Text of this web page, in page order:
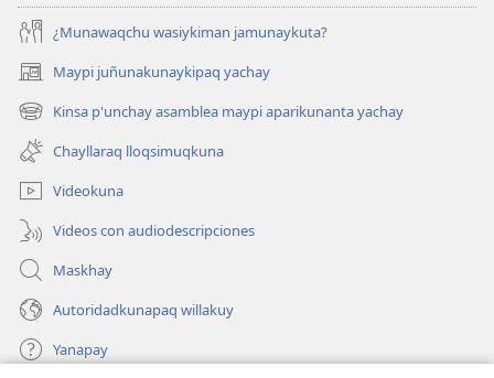
¿Munawaqchu wasiykiman jamunaykuta?
Maypi juñunakunaykipaq yachay
(abre
una
nueva
ventana)
Kinsa p'unchay asamblea maypi aparikunanta yachay
(abre
una
nueva
ventana)
Chayllaraq lloqsimuqkuna
Videokuna
Videos con audiodescripciones
Maskhay
Autoridadkunapaq willakuy
Yanapay